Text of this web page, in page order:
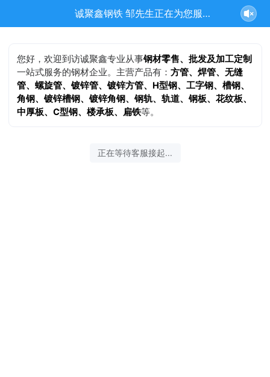
诚聚鑫钢铁 邹先生正在为您服务
您好，欢迎到访诚聚鑫专业从事钢材零售、批发及加工定制
一站式服务的钢材企业。主营产品有：方管、焊管、无缝
管、螺旋管、镀锌管、镀锌方管、H型钢、工字钢、槽钢、
角钢、镀锌槽钢、镀锌角钢、钢轨、轨道、钢板、花纹板、
中厚板、C型钢、楼承板、扁铁等。
正在等待客服接起...